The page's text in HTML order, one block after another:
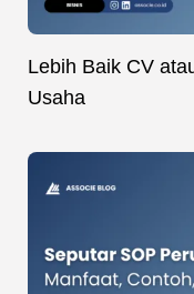
Lebih Baik CV
Usaha